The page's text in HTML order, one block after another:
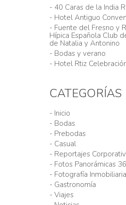
- 40 Caras de la India
- Hotel Antiguo
- Fuente del Fresno y
Hípica Española Club
de Natalia y Antonino
- Bodas y verano
- Hotel Rtiz
CATEGORÍAS
- Inicio
- Bodas
- Prebodas
- Casual
- Reportajes
- Fotos Panorámicas
- Fotografía Inmobiliaria
- Gastronomía
- Viajes